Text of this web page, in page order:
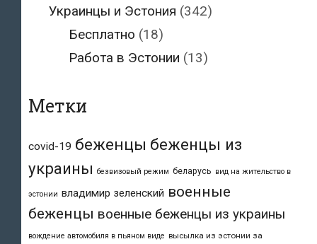
Украинцы и Эстония (342)
Бесплатно (18)
Работа в Эстонии (13)
Метки
covid-19 беженцы беженцы из
украины безвизовый режим беларусь вид на жительство в
эстонии владимир зеленский военные
беженцы военные беженцы из украины
вождение автомобиля в пьяном виде высылка из эстонии за